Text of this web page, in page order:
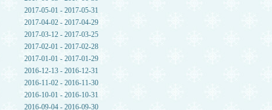
2017-05-01 - 2017-05-31
2017-04-02 - 2017-04-29
2017-03-12 - 2017-03-25
2017-02-01 - 2017-02-28
2017-01-01 - 2017-01-29
2016-12-13 - 2016-12-31
2016-11-02 - 2016-11-30
2016-10-01 - 2016-10-31
2016-09-04 - 2016-09-30